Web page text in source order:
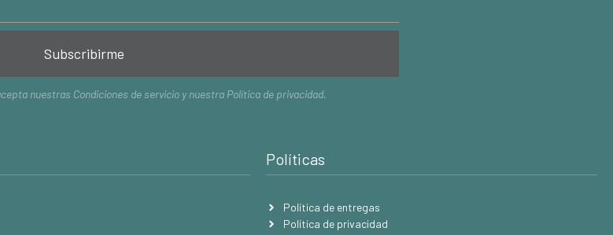
Subscribirme
nuestras Condiciones de servicio y nuestra Política de privacidad.
Políticas
Política de entregas
Política de privacidad